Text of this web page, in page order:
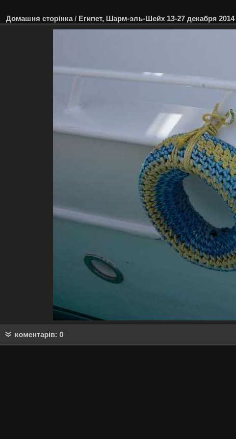
Домашня сторінка/ Египет, Шарм-эль-Шейх 13-27 декабря 2014
коментарів: 0